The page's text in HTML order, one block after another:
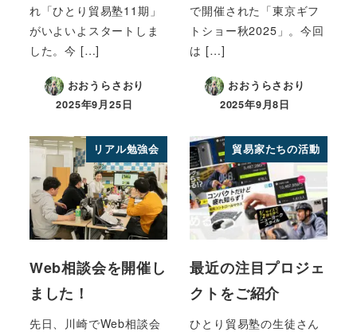
れ「ひとり貿易塾11期」
がいよいよスタートしま
した。今 […]
おおうらさおり
2025年9月25日
で開催された「東京ギフ
トショー秋2025」。今回
は […]
おおうらさおり
2025年9月8日
リアル勉強会
Web相談会を開催し
ました！
先日、川崎でWeb相談会
貿易家たちの活動
最近の注目プロジェ
クトをご紹介
ひとり貿易塾の生徒さん